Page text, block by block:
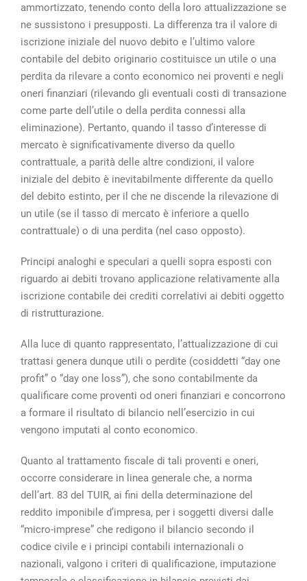
ammortizzato, tenendo conto della loro attualizzazione se
ne sussistono i presupposti. La differenza tra il valore di
iscrizione iniziale del nuovo debito e l’ultimo valore
contabile del debito originario costituisce un utile o una
perdita da rilevare a conto economico nei proventi e negli
oneri finanziari (rilevando gli eventuali costi di transazione
come parte dell’utile o della perdita connessi alla
eliminazione). Pertanto, quando il tasso d’interesse di
mercato è significativamente diverso da quello
contrattuale, a parità delle altre condizioni, il valore
iniziale del debito è inevitabilmente differente da quello
del debito estinto, per il che ne discende la rilevazione di
un utile (se il tasso di mercato è inferiore a quello
contrattuale) o di una perdita (nel caso opposto).
Principi analoghi e speculari a quelli sopra esposti con
riguardo ai debiti trovano applicazione relativamente alla
iscrizione contabile dei crediti correlativi ai debiti oggetto
di ristrutturazione.
Alla luce di quanto rappresentato, l’attualizzazione di cui
trattasi genera dunque utili o perdite (cosiddetti “day one
profit” o “day one loss”), che sono contabilmente da
qualificare come proventi od oneri finanziari e concorrono
a formare il risultato di bilancio nell’esercizio in cui
vengono imputati al conto economico.
Quanto al trattamento fiscale di tali proventi e oneri,
occorre considerare in linea generale che, a norma
dell’art. 83 del TUIR, ai fini della determinazione del
reddito imponibile d’impresa, per i soggetti diversi dalle
“micro-imprese” che redigono il bilancio secondo il
codice civile e i principi contabili internazionali o
nazionali, valgono i criteri di qualificazione, imputazione